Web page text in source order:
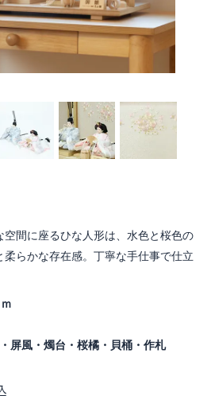
空間に座るひな人形は、水色と桜色の
らかな存在感。丁寧な手仕事で仕立
屏風・燭台・桜橘・貝桶・作札